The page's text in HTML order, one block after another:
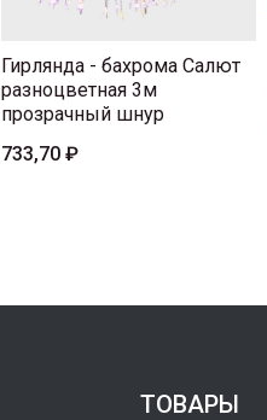
Гирлянда - бахрома Салют
разноцветная 3м
прозрачный шнур
733,70 ₽
ТОВАРЫ